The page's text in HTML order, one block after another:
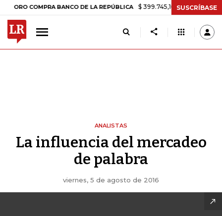
COMPRA BANCO DE LA REPÚBLICA $ 399.745,16 +$ 2.295,71 +0,58%
SUSCRÍBASE
ANALISTAS
La influencia del mercadeo
de palabra
viernes, 5 de agosto de 2016